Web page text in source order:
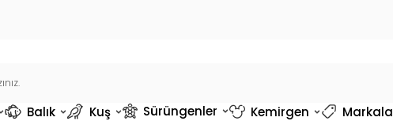
Balık Kuş Sürüngenler Kemirgen